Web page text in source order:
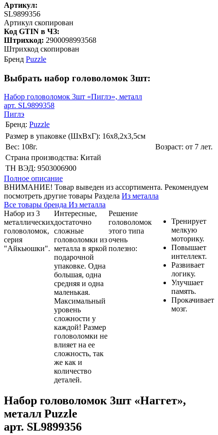
Артикул:
SL9899356
Артикул скопирован
Код GTIN в ЧЗ:
Штрихкод: 2900098993568
Штрихкод скопирован
Бренд Puzzle
Выбрать набор головоломок 3шт:
Набор головоломок 3шт «Пиглэ», металл
арт. SL9899358
Пиглэ
Бренд: Puzzle
Размер в упаковке (ШхВxГ): 16х8,2х3,5cм
Вес: 108г.
Возраст: от 7 лет.
Страна производства: Китай
ТН ВЭД: 9503006900
Полное описание
ВНИМАНИЕ! Товар выведен из ассортимента. Рекомендуем
посмотреть другие товары Раздела Из металла
Все товары бренда Из металла
Набор из 3
металлических
головоломок,
серия
"Айкьюшки".
Интересные,
достаточно
сложные
головоломки из
металла в яркой
подарочной
упаковке. Одна
большая, одна
средняя и одна
маленькая.
Максимальный
уровень
сложности у
каждой! Размер
головоломки не
влияет на ее
сложность, так
же как и
количество
деталей.
Решение
головоломок
этого типа
очень
полезно:
Тренирует
мелкую
моторику.
Повышает
интеллект.
Развивает
логику.
Улучшает
память.
Прокачивает
мозг.
Набор головоломок 3шт «Наггет»,
металл Puzzle
арт. SL9899356